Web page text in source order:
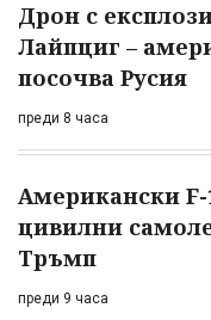
Дрон с
Лайпциг –
посочва Русия
преди 8 часа
Американски F-
цивилни
Тръмп
преди 9 часа